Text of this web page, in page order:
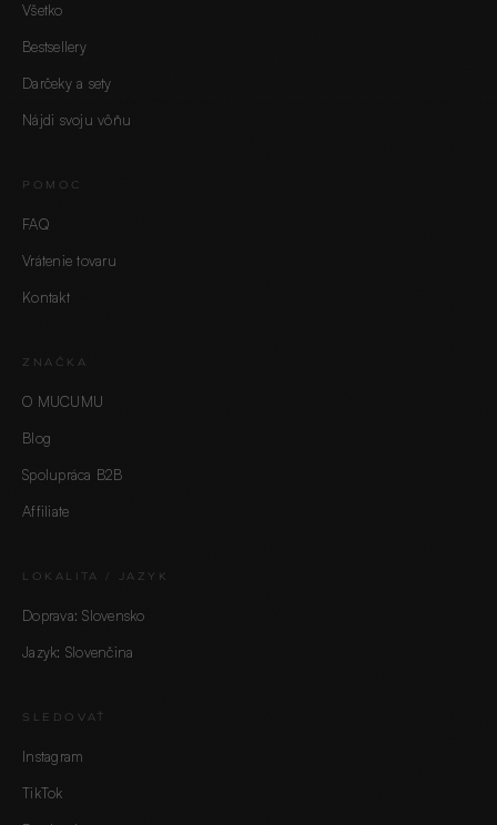
Všetko
Bestsellery
Darčeky a sety
Nájdi svoju vôňu
POMOC
FAQ
Vrátenie tovaru
Kontakt
ZNAČKA
O MUCUMU
Blog
Spolupráca B2B
Affiliate
LOKALITA / JAZYK
Doprava: Slovensko
Jazyk: Slovenčina
SLEDOVAŤ
Instagram
TikTok